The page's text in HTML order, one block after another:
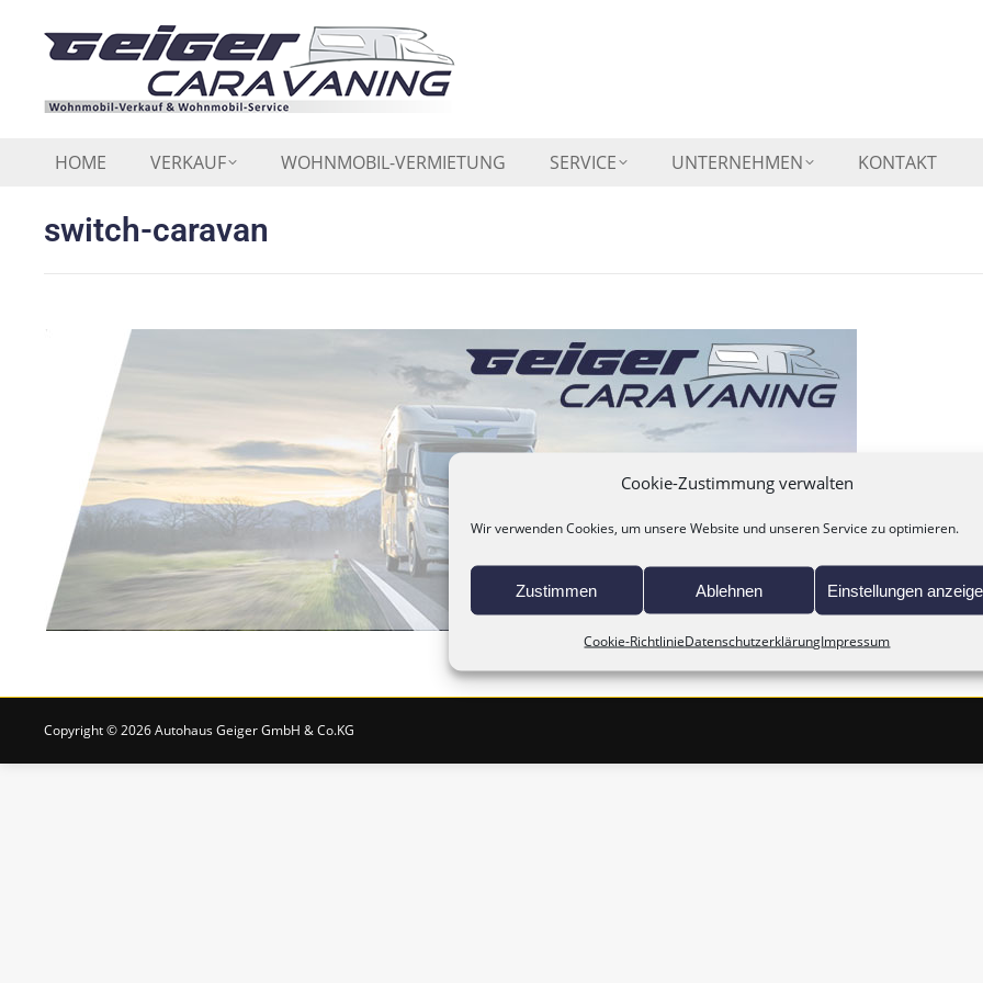
Cookie-Zustimmung verwalten
Wir verwenden Cookies, um unsere Website und unseren Service zu optimieren.
Zustimmen Ablehnen Einstellungen
Cookie-RichtlinieDatenschutzerklärungImpressum
HOME VERKAUF WOHNMOBIL-VERMIETUNG SERVICE UNTERNEHMEN KONTAKT
switch-caravan
Copyright © 2026 Autohaus Geiger GmbH & Co.KG